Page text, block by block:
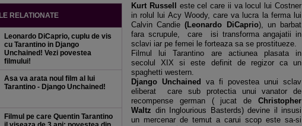
RELATIONATE
Leonardo DiCaprio, cuplu de vis
cu Tarantino in Django
Unchained! Vezi povestea
filmului!
Asa va arata noul film al lui
Tarantino - Django Unchained!
Filmul pe care Quentin Tarantino
Kurt Russell
este cel care ii va locul lui Costner
in rolul lui Acy Woody, care va lucra la ferma lui
Calvin Candie (Leonardo DiCaprio), un barbat
fara scrupule, care isi transforma angajatii in
sclavi iar pe femei le forteaza sa se prostitueze.
Filmul lui Tarantino are actiunea plasata in
secolul XIX si este definit de regizor ca un
spaghetti western.
Django Unchained
va fi povestea unui sclav
eliberat care sub protectia unui vanator de
recompense german ( jucat de Christopher
Waltz din Inglourious Basterds) devine il insusi
un mercenar de temut a carui scop este sa-si